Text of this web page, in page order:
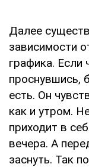
Далее
зависимости
графика. Если
проснувшись,
есть. Он
как и утром.
приходит в
вечера. А
заснуть. Так